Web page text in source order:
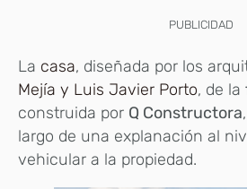
PUBLICIDAD
La casa, diseñada por los
Mejía y Luis Javier Porto, de la
construida por Q Constructora
largo de una explanación al
vehicular a la propiedad.